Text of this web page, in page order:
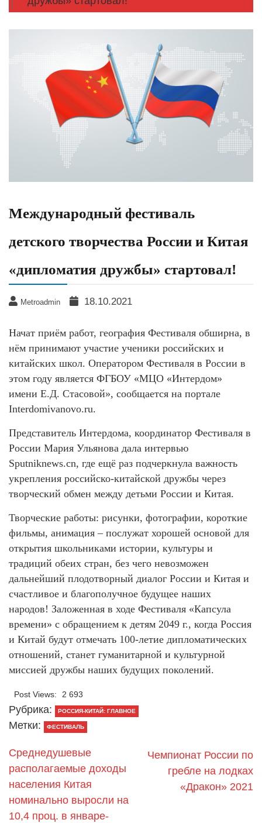
Международный фестиваль
детского творчества России и Китая
«дипломатия дружбы» стартовал!
Metroadmin 18.10.2021
Начат приём работ, география Фестиваля обширна, в
нём принимают участие ученики российских и
китайских школ. Оператором Фестиваля в России в
этом году является ФГБОУ «МЦО «Интердом»
имени Е.Д. Стасовой», сообщается на портале
Interdomivanovo.ru.
Представитель Интердома, координатор Фестиваля в
России Мария Ульянова дала интервью
Sputniknews.cn, где ещё раз подчеркнула важность
укрепления российско-китайской дружбы через
творческий обмен между детьми России и Китая.
Творческие работы: рисунки, фотографии, короткие
фильмы, анимация – послужат хорошей основой для
открытия школьниками истории, культуры и
традиций обеих стран, без чего невозможен
дальнейший плодотворный диалог России и Китая и
счастливое и благополучное будущее наших
народов! Заложенная в ходе Фестиваля «Капсула
времени» с обращением к детям 2049 г., когда Россия
и Китай будут отмечать 100-летие дипломатических
отношений, станет гуманитарной и культурной
миссией дружбы наших будущих поколений.
Post Views: 2 693
Рубрика: РОССИЯ-КИТАЙ: ГЛАВНОЕ
Метки: ФЕСТИВАЛЬ
Среднедушевые
располагаемые доходы
населения Китая
номинально выросли на
10,4 проц. в январе-
Чемпионат России по
гребле на лодках
«Дракон» 2021